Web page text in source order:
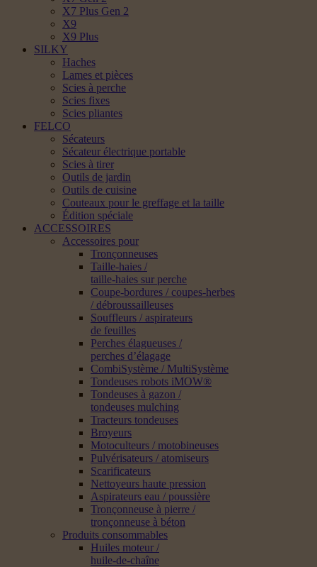
X7 Plus Gen 2
X9
X9 Plus
SILKY
Haches
Lames et pièces
Scies à perche
Scies fixes
Scies pliantes
FELCO
Sécateurs
Sécateur électrique portable
Scies à tirer
Outils de jardin
Outils de cuisine
Couteaux pour le greffage et la taille
Édition spéciale
ACCESSOIRES
Accessoires pour
Tronçonneuses
Taille-haies /
taille-haies sur perche
Coupe-bordures / coupes-herbes
/ débroussailleuses
Souffleurs / aspirateurs
de feuilles
Perches élagueuses /
perches d’élagage
CombiSystème / MultiSystème
Tondeuses robots iMOW®
Tondeuses à gazon /
tondeuses mulching
Tracteurs tondeuses
Broyeurs
Motoculteurs / motobineuses
Pulvérisateurs / atomiseurs
Scarificateurs
Nettoyeurs haute pression
Aspirateurs eau / poussière
Tronçonneuse à pierre /
tronçonneuse à béton
Produits consommables
Huiles moteur /
huile-de-chaîne